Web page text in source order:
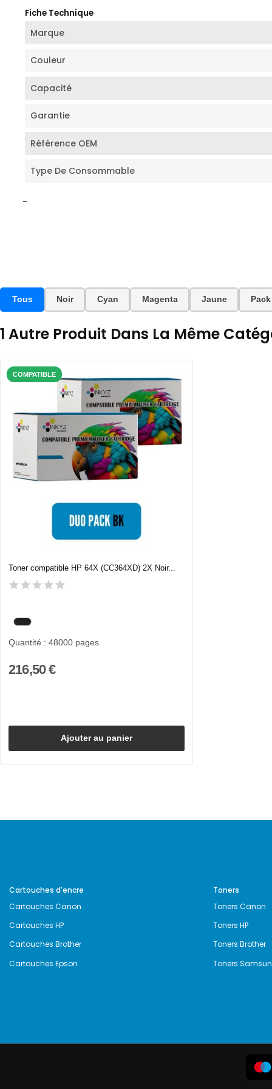
Fiche Technique
Marque
Couleur
Capacité
Garantie
Référence OEM
Type De Consommable
-
Tous Noir Cyan Magenta Jaune Pack
1 Autre Produit Dans La Même
COMPATIBLE
Toner compatible HP 64X (CC364XD) 2X Noir...
Quantité : 48000 pages
216,50 €
Ajouter au panier
Cartouches d'encre
Cartouches Canon
Cartouches HP
Cartouches Brother
Cartouches Epson
Toners
Toners Canon
Toners HP
Toners Brother
Toners